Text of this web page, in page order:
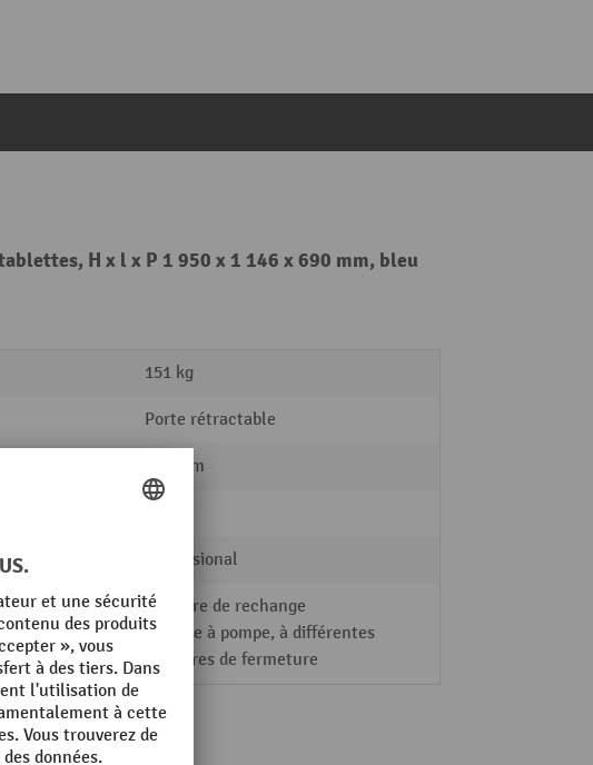
H x l x P 1 950 x 1 146 x 690 mm, bleu
151 kg
Porte rétractable
690 mm
Professional
Cylindre de rechange
Serrure à pompe, à différentes
manières de fermeture